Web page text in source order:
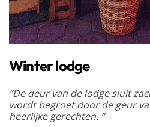
Winter lodge
“De deur van de lodge sluit
wordt begroet door de geur
heerlijke gerechten. “